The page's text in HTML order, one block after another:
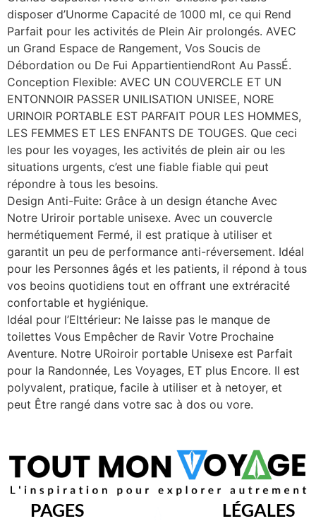
disposer d’Unorme Capacité de 1000 ml, ce qui Rend
Parfait pour les activités de Plein Air prolongés. AVEC
un Grand Espace de Rangement, Vos Soucis de
Débordation ou De Fui AppartientiendRont Au PassÉ.
Conception Flexible: AVEC UN COUVERCLE ET UN
ENTONNOIR PASSER UNILISATION UNISEE, NORE
URINOIR PORTABLE EST PARFAIT POUR LES HOMMES,
LES FEMMES ET LES ENFANTS DE TOUGES. Que ceci
les pour les voyages, les activités de plein air ou les
situations urgents, c’est une fiable fiable qui peut
répondre à tous les besoins.
Design Anti-Fuite: Grâce à un design étanche Avec
Notre Uriroir portable unisexe. Avec un couvercle
hermétiquement Fermé, il est pratique à utiliser et
garantit un peu de performance anti-réversement. Idéal
pour les Personnes âgés et les patients, il répond à tous
vos beoins quotidiens tout en offrant une extréracité
confortable et hygiénique.
Idéal pour l’Elttérieur: Ne laisse pas le manque de
toilettes Vous Empêcher de Ravir Votre Prochaine
Aventure. Notre URoiroir portable Unisexe est Parfait
pour la Randonnée, Les Voyages, ET plus Encore. Il est
polyvalent, pratique, facile à utiliser et à netoyer, et
peut Être rangé dans votre sac à dos ou vore.
PAGES LÉGALES